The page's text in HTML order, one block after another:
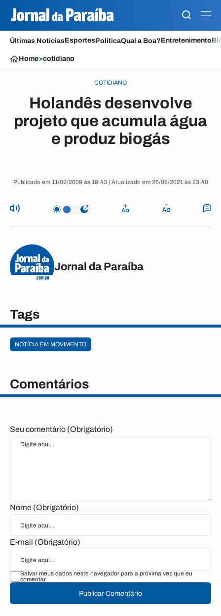
Últimas NotíciasEsportesPolíticaQual a Boa?Entretenimento
Home>cotidiano
COTIDIANO
Holandês desenvolve
projeto que acumula água
e produz biogás
Publicado em 11/02/2009 às 19:43 | Atualizado em 26/08/2021 às 23:40
Jornal da Paraíba
Tags
NOTÍCIA EM MOVIMENTO
Comentários
Seu comentário (Obrigatório)
Nome (Obrigatório)
E-mail (Obrigatório)
Salvar meus dados neste navegador para a próxima vez que eu
comentar.
Publicar Comentário